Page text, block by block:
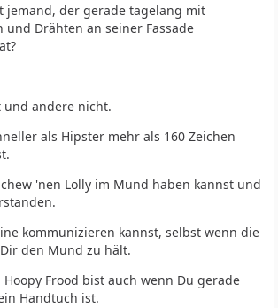
jemand, der gerade tagelang mit
und Drähten an seiner Fassade
und andere nicht.
als Hipster mehr als 160 Zeichen
'nen Lolly im Mund haben kannst und
kommunizieren kannst, selbst wenn die
den Mund zu hält.
Frood bist auch wenn Du gerade
Handtuch ist.